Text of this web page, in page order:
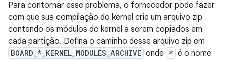
Para contornar esse problema, o fornecedor pode fazer
com que sua compilação do kernel crie um arquivo zip
contendo os módulos do kernel a serem copiados em
cada partição. Defina o caminho desse arquivo zip em
BOARD_*_KERNEL_MODULES_ARCHIVE onde * é o nome